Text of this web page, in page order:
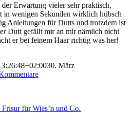
Erwartung vieler sehr praktisch,
in wenigen Sekunden wirklich hübsch
Anleitungen für Dutts und trotzdem ist
Dutt gefällt mir an mir nämlich nicht
er bei feinem Haar richtig was her!
30. März
für Wies’n und Co.